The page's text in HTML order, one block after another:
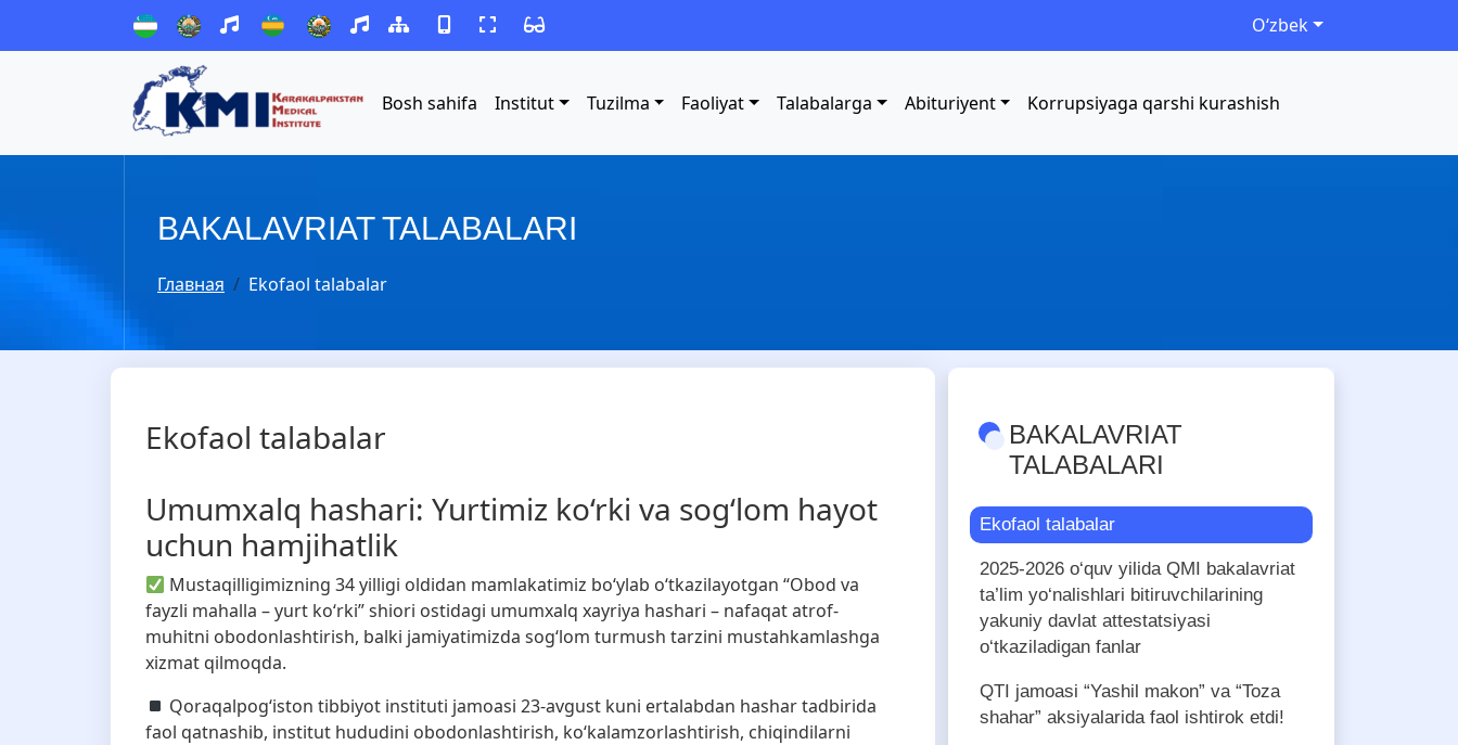
Oʻzbek
Bosh sahifa Institut Tuzilma Faoliyat Talabalarga Abituriyent Korrupsiyaga qarshi kurashish
BAKALAVRIAT TALABALARI
Главная Ekofaol talabalar
Ekofaol talabalar
Umumxalq hashari: Yurtimiz ko‘rki va sog‘lom hayot
uchun hamjihatlik
Mustaqilligimizning 34 yilligi oldidan mamlakatimiz bo‘ylab o‘tkazilayotgan “Obod va
fayzli mahalla – yurt ko‘rki” shiori ostidagi umumxalq xayriya hashari – nafaqat atrof-
muhitni obodonlashtirish, balki jamiyatimizda sog‘lom turmush tarzini mustahkamlashga
xizmat qilmoqda.
Qoraqalpog‘iston tibbiyot instituti jamoasi 23-avgust kuni ertalabdan hashar tadbirida
faol qatnashib, institut hududini obodonlashtirish, ko‘kalamzorlashtirish, chiqindilarni
BAKALAVRIAT
TALABALARI
Ekofaol talabalar
2025-2026 o‘quv yilida QMI bakalavriat
ta’lim yo‘nalishlari bitiruvchilarining
yakuniy davlat attestatsiyasi
o‘tkaziladigan fanlar
QTI jamoasi “Yashil makon” va “Toza
shahar” aksiyalarida faol ishtirok etdi!